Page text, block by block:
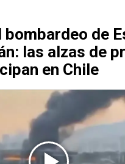
bombardeo de
las alzas de
en Chile